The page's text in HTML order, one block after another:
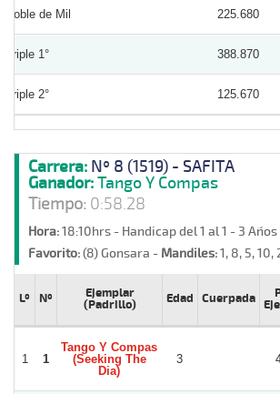
Doble de Mil 225.680
Triple 1° 388.870
Triple 2° 125.670
Carrera: Nº 8 (1519) - SAFITA
Ganador:Tango Y Compas
Tiempo: 0:58.28
Hora:18:10hrs - Handicap del 1 al 1 - 3
Favorito:(8) Gonsara - Mandiles:1, 8, 5, 10,
Lº Nº
Ejemplar
(Padrillo)
Edad Cuerpada
1 1
Tango Y Compas
(Seeking The
Dia)
3